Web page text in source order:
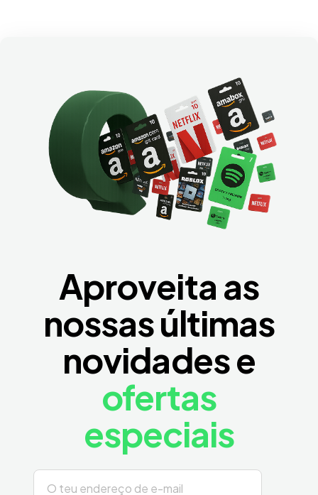
Aproveita as
nossas últimas
novidades e
ofertas
especiais